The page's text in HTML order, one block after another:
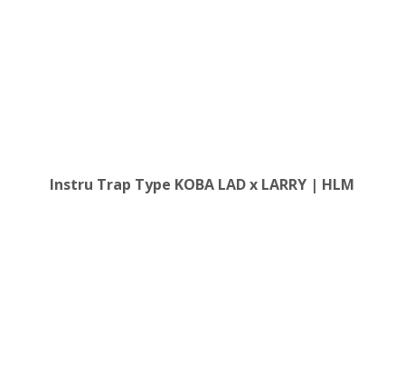
Instru Trap Type KOBA LAD x LARRY | HLM